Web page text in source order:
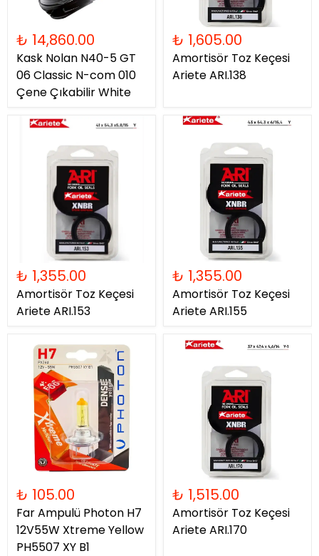
₺ 14,860.00
Kask Nolan N40-5 GT
06 Classic N-com 010
Çene Çıkabilir White
₺ 1,605.00
Amortisör Toz Keçesi
Ariete ARI.138
₺ 1,355.00
Amortisör Toz Keçesi
Ariete ARI.153
₺ 1,355.00
Amortisör Toz Keçesi
Ariete ARI.155
₺ 105.00
Far Ampulü Photon H7
12V55W Xtreme Yellow
PH5507 XY B1
₺ 1,515.00
Amortisör Toz Keçesi
Ariete ARI.170